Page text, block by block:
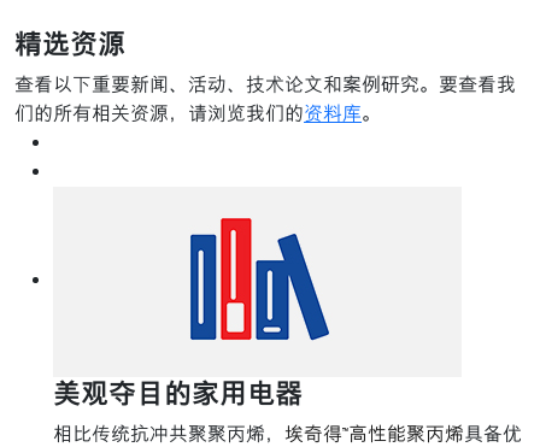
精选资源
查看以下重要新闻、活动、技术论文和案例研究。要查看我
们的所有相关资源，请浏览我们的资料库。
美观夺目的家用电器
相比传统抗冲共聚聚丙烯， 埃奇得™高性能聚丙烯具备优